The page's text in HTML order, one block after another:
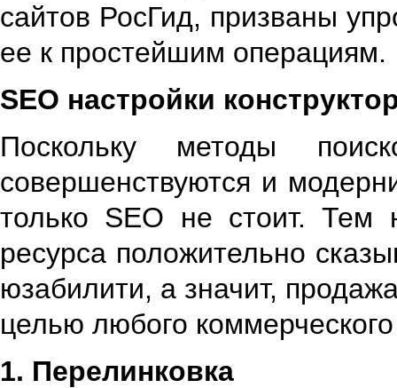
сайтов РосГид, призваны
ее к простейшим операциям.
SEO настройки
Поскольку методы
совершенствуются и
только SEO не стоит. Тем
ресурса положительно
юзабилити, а значит,
целью любого
1. Перелинковка